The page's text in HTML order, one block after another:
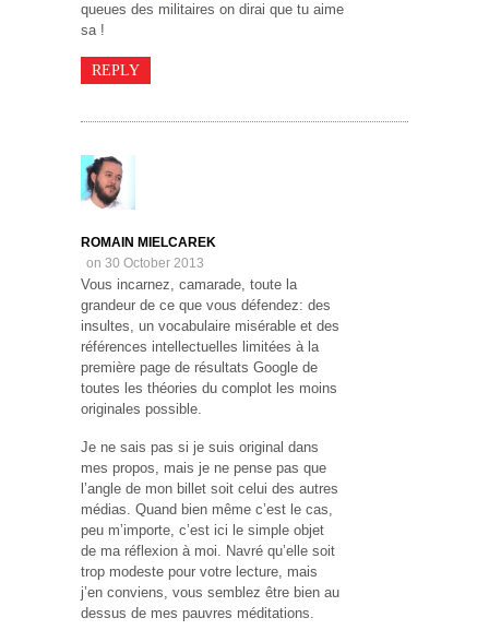
queues des militaires on dirai que tu aime
sa !
REPLY
ROMAIN MIELCAREK
on 30 October 2013
Vous incarnez, camarade, toute la
grandeur de ce que vous défendez: des
insultes, un vocabulaire misérable et des
références intellectuelles limitées à la
première page de résultats Google de
toutes les théories du complot les moins
originales possible.
Je ne sais pas si je suis original dans
mes propos, mais je ne pense pas que
l’angle de mon billet soit celui des autres
médias. Quand bien même c’est le cas,
peu m’importe, c’est ici le simple objet
de ma réflexion à moi. Navré qu’elle soit
trop modeste pour votre lecture, mais
j’en conviens, vous semblez être bien au
dessus de mes pauvres méditations.